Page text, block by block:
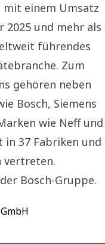
mit einem Umsatz
2025 und mehr als
führendes
Zum
gehören neben
Bosch, Siemens
wie Neff und
in 37 Fabriken und
vertreten.
Bosch-Gruppe.